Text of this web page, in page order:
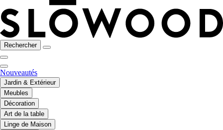
Rechercher
Nouveautés
Jardin & Extérieur
Meubles
Décoration
Art de la table
Linge de Maison